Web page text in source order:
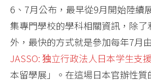
6、7月公布，最早從9月開始陸續
集專門學校的學科相關資訊，除了
外，最快的方式就是參加每年7月
JASSO: 独立行政法人日本学生支
本留學展」。在這場日本官辦性質